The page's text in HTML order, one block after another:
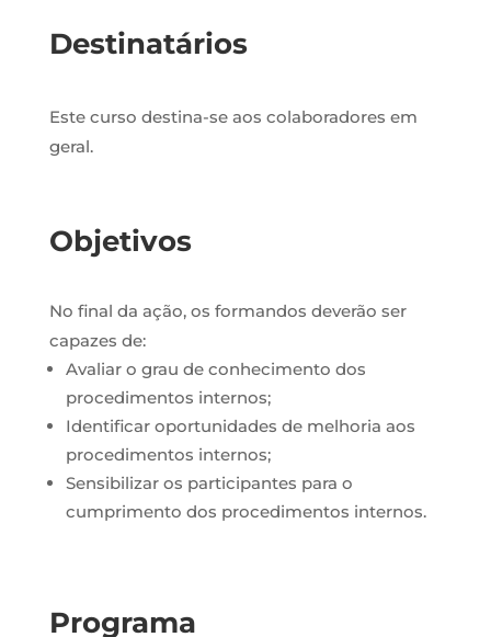
Destinatários
Este curso destina-se aos colaboradores em
geral.
Objetivos
No final da ação, os formandos deverão ser
capazes de:
Avaliar o grau de conhecimento dos
procedimentos internos;
Identificar oportunidades de melhoria aos
procedimentos internos;
Sensibilizar os participantes para o
cumprimento dos procedimentos internos.
Programa